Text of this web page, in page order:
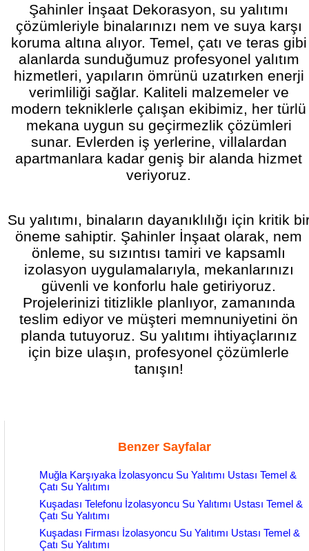
Şahinler İnşaat Dekorasyon, su yalıtımı
çözümleriyle binalarınızı nem ve suya karşı
koruma altına alıyor. Temel, çatı ve teras gibi
alanlarda sunduğumuz profesyonel yalıtım
hizmetleri, yapıların ömrünü uzatırken enerji
verimliliği sağlar. Kaliteli malzemeler ve
modern tekniklerle çalışan ekibimiz, her türlü
mekana uygun su geçirmezlik çözümleri
sunar. Evlerden iş yerlerine, villalardan
apartmanlara kadar geniş bir alanda hizmet
veriyoruz.
Su yalıtımı, binaların dayanıklılığı için kritik
öneme sahiptir. Şahinler İnşaat olarak, nem
önleme, su sızıntısı tamiri ve kapsamlı
izolasyon uygulamalarıyla, mekanlarınızı
güvenli ve konforlu hale getiriyoruz.
Projelerinizi titizlikle planlıyor, zamanında
teslim ediyor ve müşteri memnuniyetini ön
planda tutuyoruz. Su yalıtımı ihtiyaçlarınız
için bize ulaşın, profesyonel çözümlerle
tanışın!
Benzer Sayfalar
Muğla Karşıyaka İzolasyoncu Su Yalıtımı Ustası Temel &
Çatı Su Yalıtımı
Kuşadası Telefonu İzolasyoncu Su Yalıtımı Ustası Temel &
Çatı Su Yalıtımı
Kuşadası Firması İzolasyoncu Su Yalıtımı Ustası Temel &
Çatı Su Yalıtımı